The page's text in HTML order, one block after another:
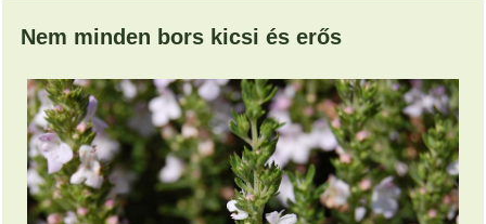
Nem minden bors kicsi és erős